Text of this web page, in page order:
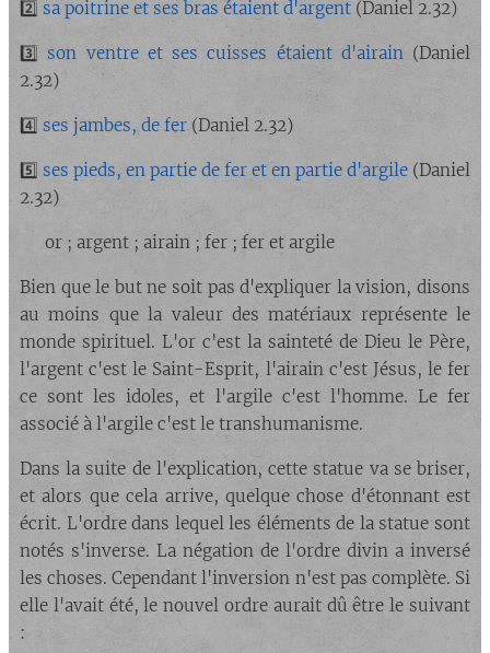
2️⃣ sa poitrine et ses bras étaient d'argent (Daniel 2.32)
3️⃣ son ventre et ses cuisses étaient d'airain(Daniel
2.32)
4️⃣ ses jambes, de fer (Daniel 2.32)
5️⃣ ses pieds, en partie de fer et en partie d'argile (Daniel
2.32)
▶️ or ; argent ; airain ; fer ; fer et argile
Bien que le but ne soit pas d'expliquer la vision, disons
au moins que la valeur des matériaux représente le
monde spirituel. L'or c'est la sainteté de Dieu le Père,
l'argent c'est le Saint-Esprit, l'airain c'est Jésus, le fer
ce sont les idoles, et l'argile c'est l'homme. Le fer
associé à l'argile c'est le transhumanisme.
Dans la suite de l'explication, cette statue va se briser,
et alors que cela arrive, quelque chose d'étonnant est
écrit. L'ordre dans lequel les éléments de la statue sont
notés s'inverse. La négation de l'ordre divin a inversé
les choses. Cependant l'inversion n'est pas complète. Si
elle l'avait été, le nouvel ordre aurait dû être le suivant
: